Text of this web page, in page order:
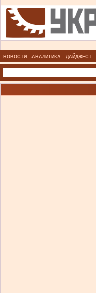
НОВОСТИ АНАЛИТИКА ДАЙДЖЕСТ